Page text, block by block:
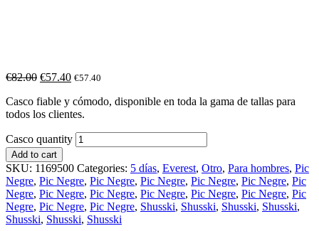
€82.00 €57.40 €57.40
Casco fiable y cómodo, disponible en toda la gama de tallas para
todos los clientes.
Casco quantity
Add to cart
SKU: 1169500 Categories: 5 días, Everest, Otro, Para hombres, Pic
Negre, Pic Negre, Pic Negre, Pic Negre, Pic Negre, Pic Negre, Pic
Negre, Pic Negre, Pic Negre, Pic Negre, Pic Negre, Pic Negre, Pic
Negre, Pic Negre, Pic Negre, Shusski, Shusski, Shusski, Shusski,
Shusski, Shusski, Shusski